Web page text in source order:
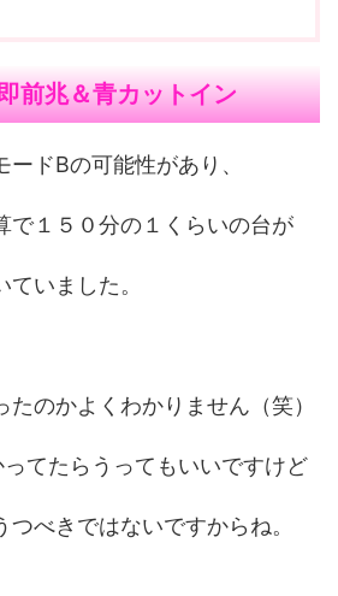
前兆＆青カットイン
ドBの可能性があり、
で１５０分の１くらいの台が
いました。
たのかよくわかりません（笑）
てたらうってもいいですけど
べきではないですからね。